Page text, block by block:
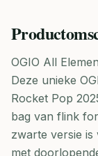
OGIO All
Deze unieke
Rocket Pop
bag van flink
zwarte versie is
met